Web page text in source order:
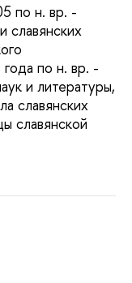
по н. вр. -
славянских
по н. вр. -
и литературы,
славянских
славянской